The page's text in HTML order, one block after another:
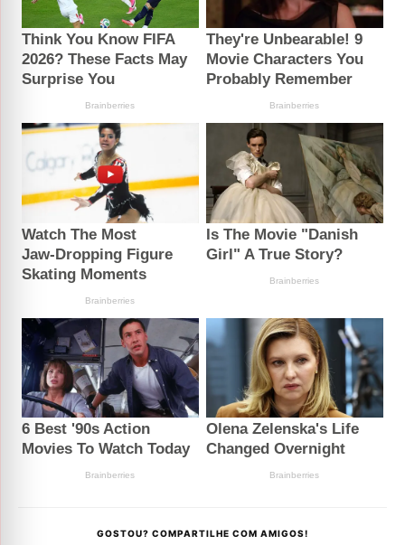
GOSTOU? COMPARTILHE COM AMIGOS!